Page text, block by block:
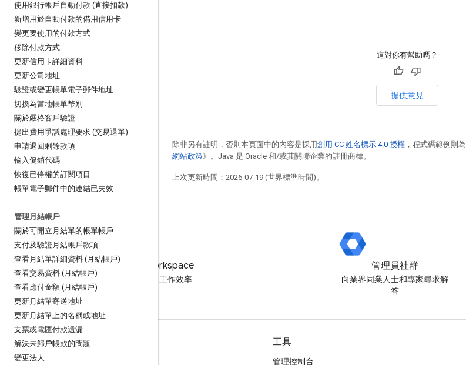
使用銀行帳戶自動付款 (直接扣款)
新增用於自動付款的備用信用卡
變更要使用的付款方式
移除付款方式
更新信用卡詳細資料
更新公司地址
驗證或變更帳單電子郵件地址
切換為當地帳單幣別
關於嚴格客戶驗證
提出費用爭議處理要求 (交易退單)
申請退回剩餘款項
輸入促銷代碼
恢復已停權的訂閱項目
帳單電子郵件中的連結已失效
管理月結帳戶
關於可開立月結單的帳單帳戶
支付及驗證月結帳戶款項
查看月結單詳細資料 (月結帳戶)
查看交易資料 (月結帳戶)
查看應付金額 (月結帳戶)
更新月結單寄送地址
更新月結單上的名稱或地址
支票或電匯付款遺漏
解決未歸戶帳款的問題
變更法人
這對你有幫助嗎？
提供意見
除非另有註明，否則本頁面中的內容是採用創用 CC 姓名標示 4.0 授權 ，程式碼範例則為
網站政策》。Java 是 Oracle 和/或其關聯企業的註冊商標。
上次更新時間：2026-07-19 (世界標準時間)。
試用 Google Workspace
免付費運用 AI 提升工作效率
管理員社群
向業界同業人士和專家尋求解
答
說明文件與培訓
說明中心
工具
管理控制台